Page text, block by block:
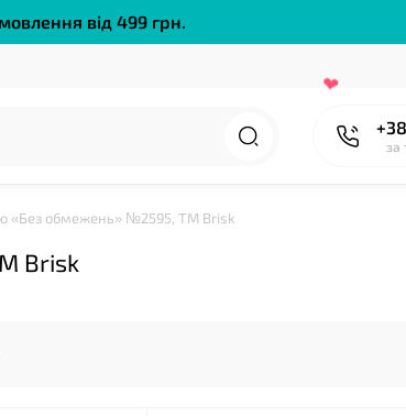
від 499 грн.
за
«Без обмежень» №2595, ТМ Brisk
Brisk